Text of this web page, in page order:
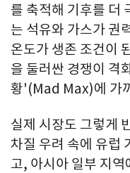
를 축적해 기후를 더
는 석유와 가스가 권
온도가 생존 조건이
을 둘러싼 경쟁이 격
황'(Mad Max)에 가
실제 시장도 그렇게
차질 우려 속에 유럽
고, 아시아 일부 지